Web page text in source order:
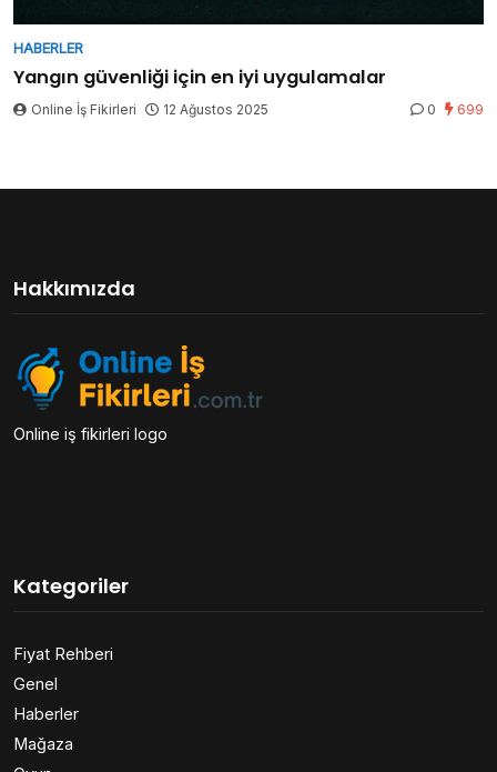
HABERLER
Yangın güvenliği için en iyi uygulamalar
Online İş Fikirleri 12 Ağustos 2025 0 699
Hakkımızda
Online iş fikirleri logo
Kategoriler
Fiyat Rehberi
Genel
Haberler
Mağaza